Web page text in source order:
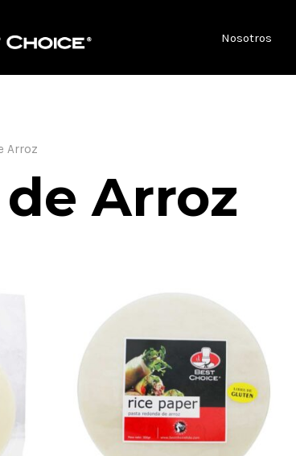
Nosotros
Arroz
Arroz